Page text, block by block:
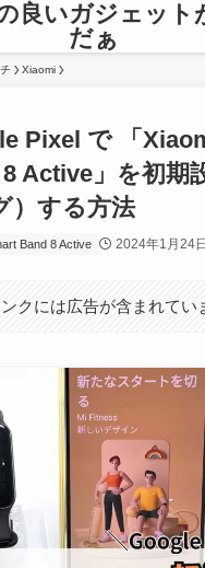
良いガジェット
だぁ
Xiaomi
Pixel で 「
Active」を初期
）する方法
Band 8 Active 2024年1月24日
クには広告が含まれてい